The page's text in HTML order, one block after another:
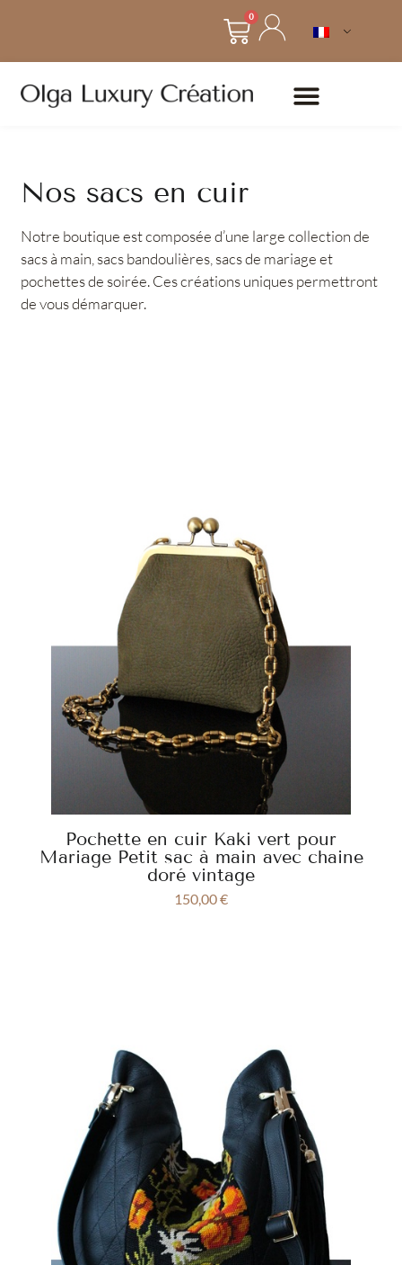
0
Nos sacs en cuir
Notre boutique est composée d’une large collection de
sacs à main, sacs bandoulières, sacs de mariage et
pochettes de soirée. Ces créations uniques permettront
de vous démarquer.
Pochette en cuir Kaki vert pour
Mariage Petit sac à main avec chaine
doré vintage
150,00€